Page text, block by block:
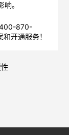
。
400-870-
开通服务！